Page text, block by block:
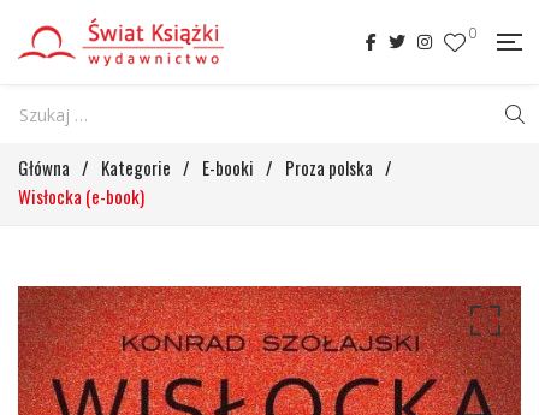
0
Główna / Kategorie / E-booki / Proza polska /
Wisłocka (e-book)